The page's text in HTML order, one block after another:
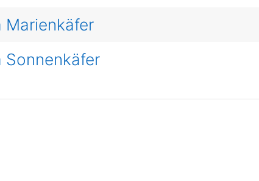
Marienkäfer
Sonnenkäfer